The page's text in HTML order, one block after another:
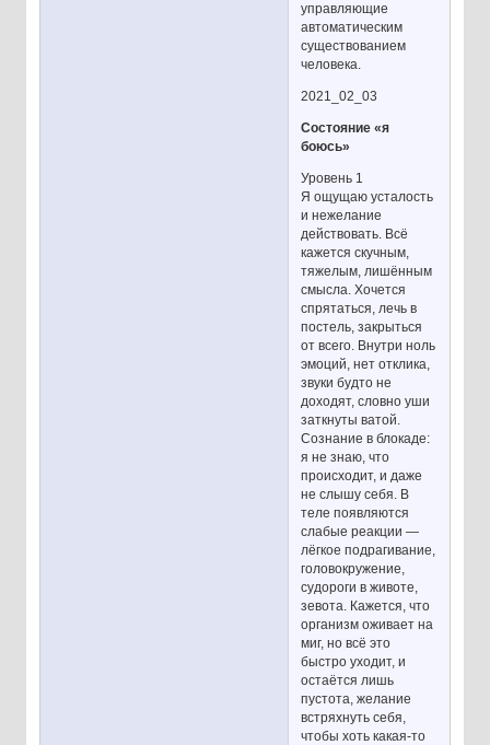
управляющие
автоматическим
существованием
человека.
2021_02_03
Состояние «я
боюсь»
Уровень 1
Я ощущаю усталость
и нежелание
действовать. Всё
кажется скучным,
тяжелым, лишённым
смысла. Хочется
спрятаться, лечь в
постель, закрыться
от всего. Внутри ноль
эмоций, нет отклика,
звуки будто не
доходят, словно уши
заткнуты ватой.
Сознание в блокаде:
я не знаю, что
происходит, и даже
не слышу себя. В
теле появляются
слабые реакции —
лёгкое подрагивание,
головокружение,
судороги в животе,
зевота. Кажется, что
организм оживает на
миг, но всё это
быстро уходит, и
остаётся лишь
пустота, желание
встряхнуть себя,
чтобы хоть какая-то